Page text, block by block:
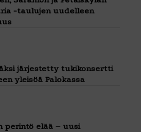
-taulujen uudelleen
järjestetty tukikonsertti
yleisöä Palokassa
perintö elää – uusi